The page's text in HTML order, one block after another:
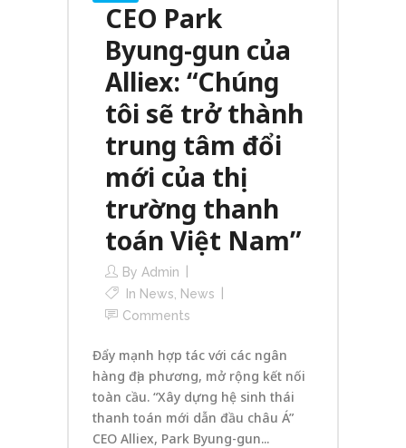
CEO Park
Byung-gun của
Alliex: “Chúng
tôi sẽ trở thành
trung tâm đổi
mới của thị
trường thanh
toán Việt Nam”
By Admin
In News
News
Comments
Đẩy mạnh hợp tác với các ngân
hàng địa phương, mở rộng kết nối
toàn cầu. “Xây dựng hệ sinh thái
thanh toán mới dẫn đầu châu Á”
CEO Alliex, Park Byung-gun...